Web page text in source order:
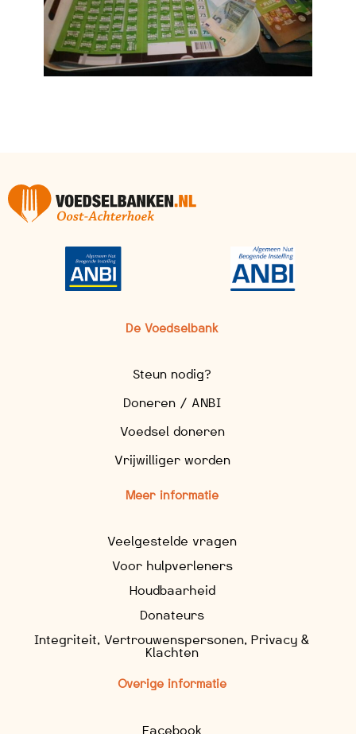
De Voedselbank
Steun nodig?
Doneren / ANBI
Voedsel doneren
Vrijwilliger worden
Meer informatie
Veelgestelde vragen
Voor hulpverleners
Houdbaarheid
Donateurs
Integriteit, Vertrouwenspersonen, Privacy &
Klachten
Overige informatie
Facebook